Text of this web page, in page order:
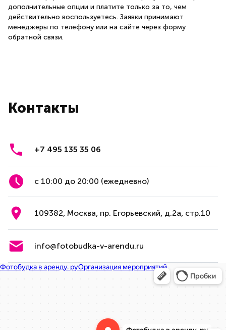
дополнительные опции и платите только за то, чем
действительно воспользуетесь. Заявки принимают
менеджеры по телефону или на сайте через форму
обратной связи.
Контакты
+7 495 135 35 06
с 10:00 до 20:00 (ежедневно)
109382, Москва, пр. Егорьевский, д.2а, стр.10
info@fotobudka-v-arendu.ru